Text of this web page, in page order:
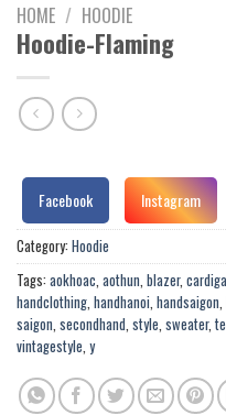
HOME / HOODIE
Hoodie-Flaming
Facebook Instagram
Category: Hoodie
Tags: aokhoac, aothun, blazer,
handclothing, handhanoi, handsaigon,
saigon, secondhand, style, sweater,
vintagestyle, y